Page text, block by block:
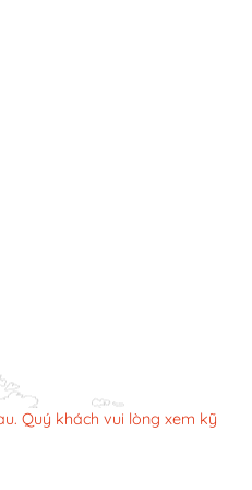
Quý khách vui lòng xem kỹ